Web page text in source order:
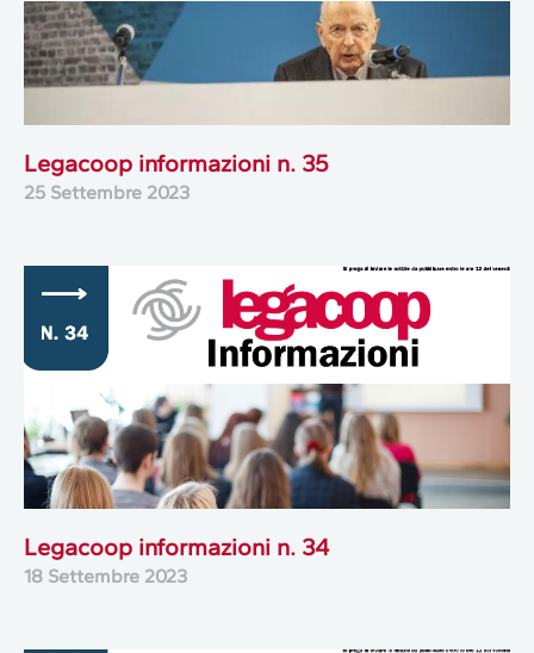
Legacoop informazioni n. 35
25 Settembre 2023
Legacoop informazioni n. 34
18 Settembre 2023